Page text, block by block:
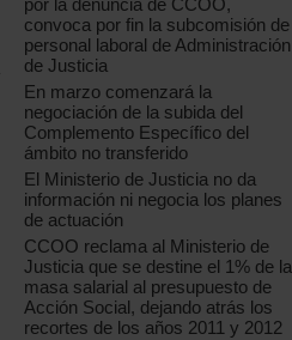
por la denuncia de CCOO,
convoca por fin la subcomisión de
personal laboral de Administración
de Justicia
En marzo comenzará la
negociación de la subida del
Complemento Específico del
ámbito no transferido
El Ministerio de Justicia no da
información ni negocia los planes
de actuación
CCOO reclama al Ministerio de
Justicia que se destine el 1% de la
masa salarial al presupuesto de
Acción Social, dejando atrás los
recortes de los años 2011 y 2012